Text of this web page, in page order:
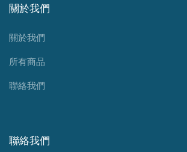
關於我們
關於我們
所有商品
聯絡我們
聯絡我們